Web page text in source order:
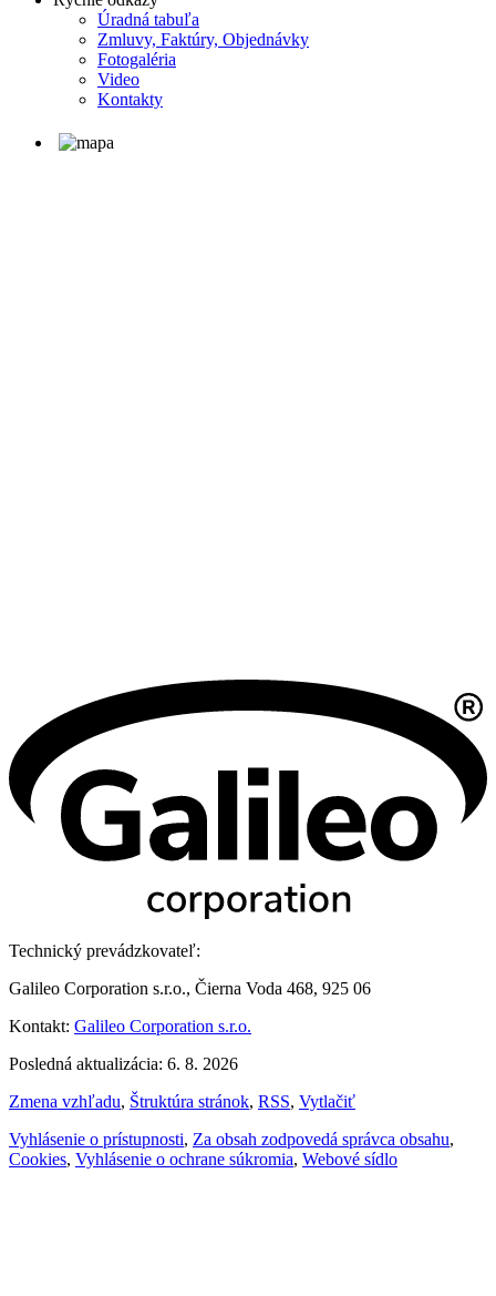
Úradná tabuľa
Zmluvy, Faktúry, Objednávky
Fotogaléria
Video
Kontakty
Technický prevádzkovateľ:
Galileo Corporation s.r.o., Čierna Voda 468, 925 06
Kontakt: Galileo Corporation s.r.o.
Posledná aktualizácia: 6. 8. 2026
Zmena vzhľadu, Štruktúra stránok, RSS, Vytlačiť
Vyhlásenie o prístupnosti, Za obsah zodpovedá správca obsahu,
Cookies, Vyhlásenie o ochrane súkromia, Webové sídlo